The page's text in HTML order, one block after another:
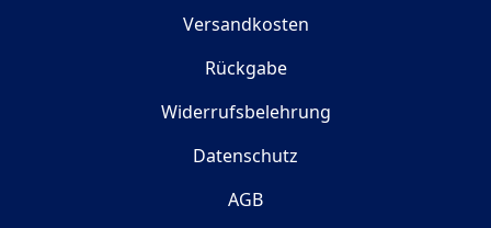
Versandkosten
Rückgabe
Widerrufsbelehrung
Datenschutz
AGB